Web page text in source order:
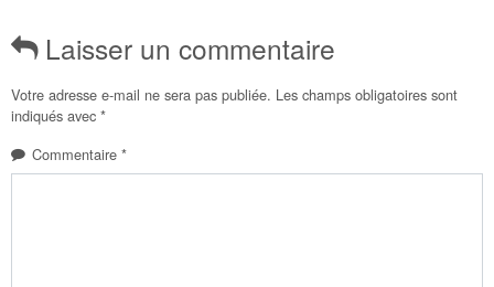
Laisser un commentaire
Votre adresse e-mail ne sera pas publiée. Les champs obligatoires sont
indiqués avec *
Commentaire *